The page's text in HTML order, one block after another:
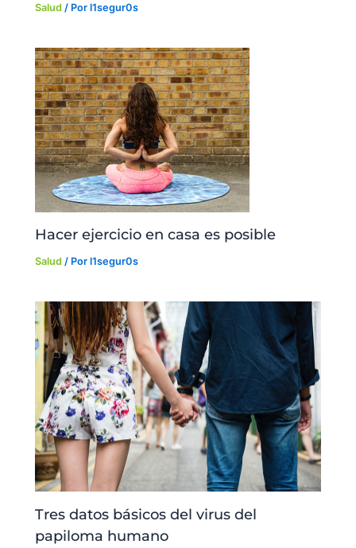
Salud / Porl1segur0s
Hacer ejercicio en casa es posible
Salud / Porl1segur0s
Tres datos básicos del virus del
papiloma humano